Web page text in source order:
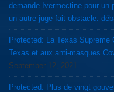
demande Ivermectine pour un
un autre juge fait obstacle:
Protected: La Texas Supreme
Texas et aux anti-masques
September 12, 2021
Protected: Plus de vingt